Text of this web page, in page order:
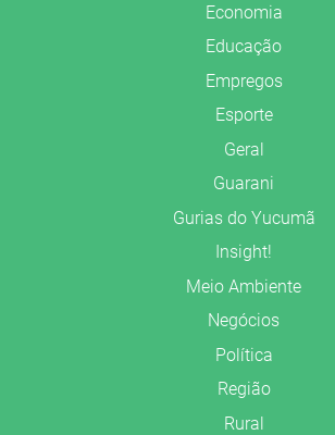
Economia
Educação
Empregos
Esporte
Geral
Guarani
Gurias do Yucumã
Insight!
Meio Ambiente
Negócios
Política
Região
Rural